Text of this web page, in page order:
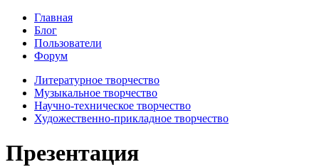
Главная
Блог
Пользователи
Форум
Литературное творчество
Музыкальное творчество
Научно-техническое творчество
Художественно-прикладное творчество
Презентация